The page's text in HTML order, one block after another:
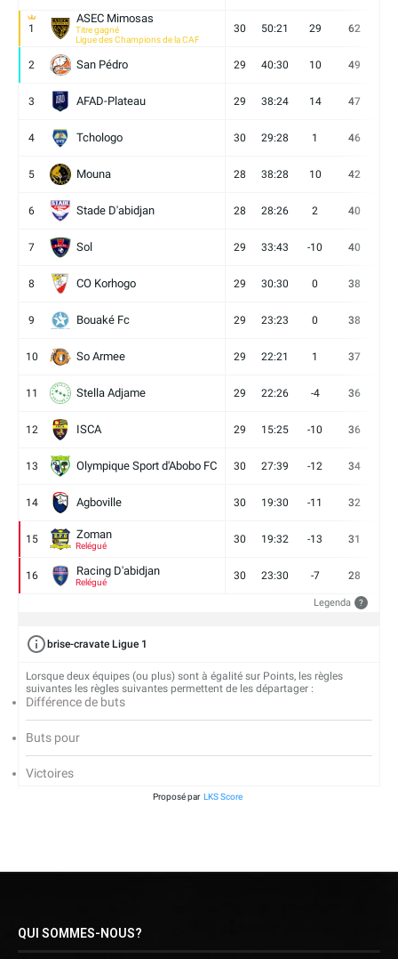
1
ASEC Mimosas
Titre gagné
Ligue des Champions de la CAF
30 50:21 29 62
2 San Pédro 29 40:30 10 49
3 AFAD-Plateau 29 38:24 14 47
4 Tchologo 30 29:28 1 46
5 Mouna 28 38:28 10 42
6 Stade D'abidjan 28 28:26 2 40
7 Sol 29 33:43 -10 40
8 CO Korhogo 29 30:30 0 38
9 Bouaké Fc 29 23:23 0 38
10 So Armee 29 22:21 1 37
11 Stella Adjame 29 22:26 -4 36
12 ISCA 29 15:25 -10 36
13 Olympique Sport d'Abobo FC 30 27:39 -12 34
14 Agboville 30 19:30 -11 32
15 Zoman
Relégué
30 19:32 -13 31
16 Racing D'abidjan
Relégué
30 23:30 -7 28
Legenda ?
brise-cravate Ligue 1
Lorsque deux équipes (ou plus) sont à égalité sur Points, les règles
suivantes les règles suivantes permettent de les départager :
Différence de buts
Buts pour
Victoires
Proposé par LKS Score
QUI SOMMES-NOUS?